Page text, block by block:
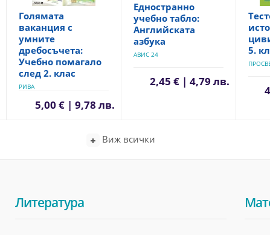
Голямата
ваканция с
умните
дребосъчета:
Учебно помагало
след 2. клас
РИВА
5,00 € | 9,78 лв.
Едностранно
учебно табло:
Английската
азбука
АВИС 24
2,45 € | 4,79 лв.
5.
Виж всички
Литература